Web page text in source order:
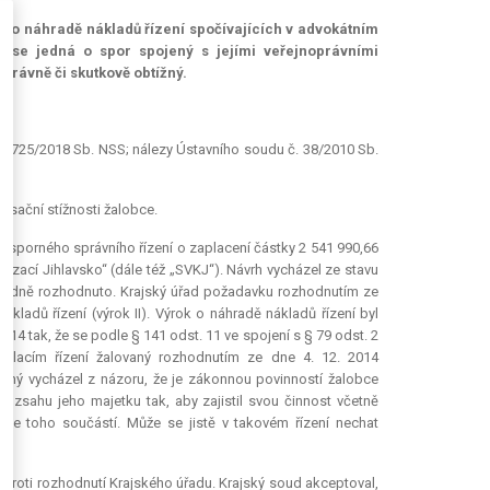
náhradě nákladů řízení spočívajících v advokátním
se jedná o spor spojený s jejími veřejnoprávními
či skutkově obtížný.
2018 Sb. NSS; nálezy Ústavního soudu č. 38/2010 Sb.
stížnosti žalobce.
sporného správního řízení o zaplacení částky 2 541 990,66
Jihlavsko“ (dále též „SVKJ“). Návrh vycházel ze stavu
rozhodnuto. Krajský úřad požadavku rozhodnutím ze
řízení (výrok II). Výrok o náhradě nákladů řízení byl
tak, že se podle § 141 odst. 11 ve spojení s § 79 odst. 2
řízení žalovaný rozhodnutím ze dne 4. 12. 2014
vycházel z názoru, že je zákonnou povinností žalobce
jeho majetku tak, aby zajistil svou činnost včetně
je toho součástí. Může se jistě v takovém řízení nechat
rozhodnutí Krajského úřadu. Krajský soud akceptoval,